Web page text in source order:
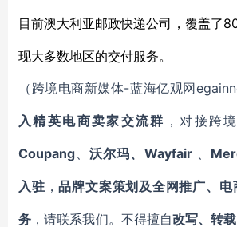
目前澳大利亚邮政快递公司，覆盖了
现大多数地区的交付服务。
（跨境电商新媒体-蓝海亿观网
入精英电商卖家交流群 ，对接跨
Coupang 、沃尔玛、 Wayfair
入驻 ，品牌文案策划及全网推广、电
务 ，请联系我们。不得擅自改写、转